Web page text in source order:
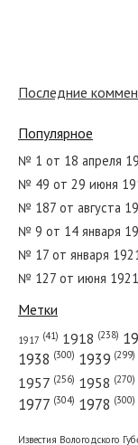
№ 298 от декабря
№ 188 от августа
№ 186 от августа
Последние
Популярное
№ 1 от 18 апреля
№ 49 от 29 июня
№ 187 от августа
№ 9 от 14 января
№ 17 от января
№ 127 от июня
Метки
1917 (41) 1918 (238)
1938 (300) 1939 (299)
1957 (256) 1958 (270)
1977 (304) 1978 (300)
Известия Вологодского